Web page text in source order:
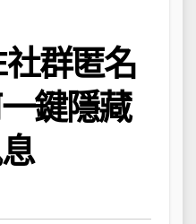
群匿名
鍵隱藏